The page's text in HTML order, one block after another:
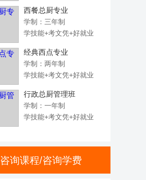
西餐总厨专业
学制：三年制
学技能+考文凭+好就业
经典西点专业
学制：两年制
学技能+考文凭+好就业
行政总厨管理班
学制：一年制
学技能+考文凭+好就业
咨询课程/咨询学费